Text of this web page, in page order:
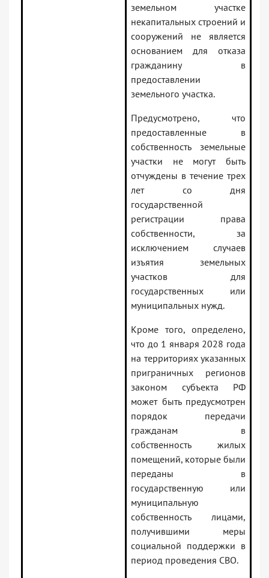
земельном участке
некапитальных строений и
сооружений не является
основанием для отказа
гражданину в
предоставлении
земельного участка.
Предусмотрено, что
предоставленные в
собственность земельные
участки не могут быть
отчуждены в течение трех
лет со дня
государственной
регистрации права
собственности, за
исключением случаев
изъятия земельных
участков для
государственных или
муниципальных нужд.
Кроме того, определено,
что до 1 января 2028 года
на территориях указанных
приграничных регионов
законом субъекта РФ
может быть предусмотрен
порядок передачи
гражданам в
собственность жилых
помещений, которые были
переданы в
государственную или
муниципальную
собственность лицами,
получившими меры
социальной поддержки в
период проведения СВО.